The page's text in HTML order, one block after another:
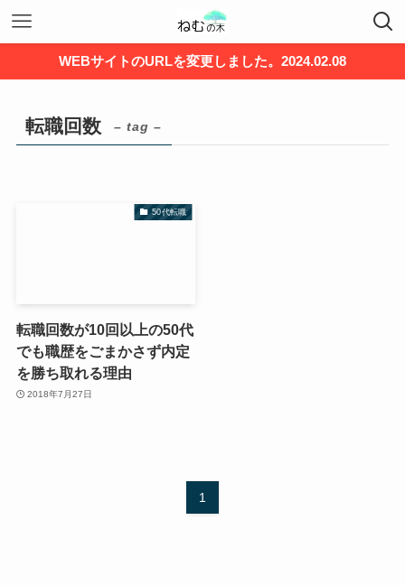
WEBサイトのURLを変更しました。2024.02.08
転職回数 – tag –
50代転職
転職回数が10回以上の50代
でも職歴をごまかさず内定
を勝ち取れる理由
2018年7月27日
1